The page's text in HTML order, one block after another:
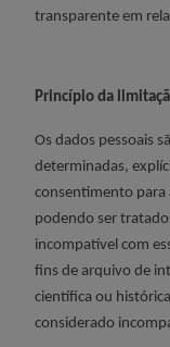
transparente em
Princípio da
Os dados pessoais
determinadas,
consentimento para
podendo ser
incompatível com
fins de arquivo de
científica ou
considerado